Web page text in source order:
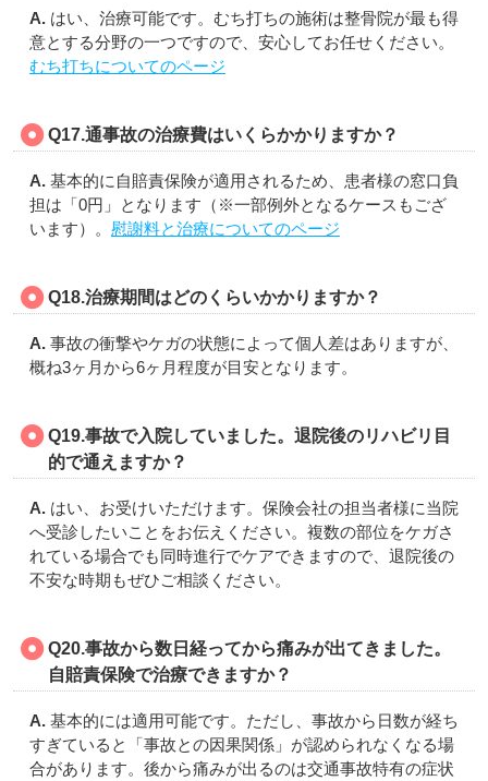
A. はい、治療可能です。むち打ちの施術は整骨院が最も得
意とする分野の一つですので、安心してお任せください。
むち打ちについてのページ
Q17.通事故の治療費はいくらかかりますか？
A. 基本的に自賠責保険が適用されるため、患者様の窓口負
担は「0円」となります（※一部例外となるケースもござ
います）。 慰謝料と治療についてのページ
Q18.治療期間はどのくらいかかりますか？
A. 事故の衝撃やケガの状態によって個人差はありますが、
概ね3ヶ月から6ヶ月程度が目安となります。
Q19.事故で入院していました。退院後のリハビリ目
的で通えますか？
A. はい、お受けいただけます。保険会社の担当者様に当院
へ受診したいことをお伝えください。複数の部位をケガさ
れている場合でも同時進行でケアできますので、退院後の
不安な時期もぜひご相談ください。
Q20.事故から数日経ってから痛みが出てきました。
自賠責保険で治療できますか？
A. 基本的には適用可能です。ただし、事故から日数が経ち
すぎていると「事故との因果関係」が認められなくなる場
合があります。後から痛みが出るのは交通事故特有の症状